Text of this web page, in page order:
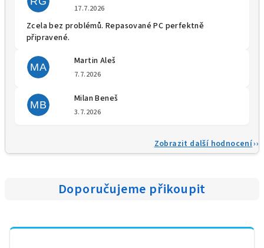
17.7.2026
Zcela bez problémů. Repasované PC perfektně
připravené.
MA
Martin Aleš
7.7.2026
MB
Milan Beneš
3.7.2026
Zobrazit další hodnocení
Doporučujeme přikoupit